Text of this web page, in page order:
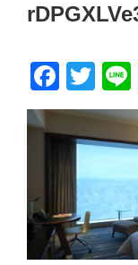
F
a
c
e
b
o
o
T
wi
tt
er